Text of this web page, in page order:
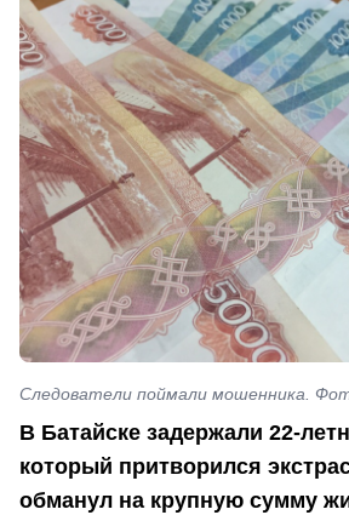
Следователи поймали мошенника.
В Батайске задержали 22-
который притворился
обманул на крупную сумму